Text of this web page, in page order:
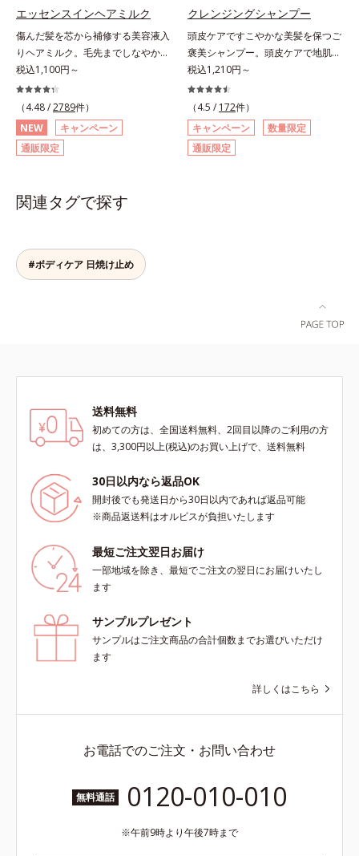
こと *2 保湿成分
するから、仕上がりは驚くほどふわ
使えば、サロン帰りのようななめら
かさと指通りに。朝の寝ぐせ直しに
もおすすめです。* 18-MEA類似成
分（セテアラミドエチルジエトニウ
ム加水分解コメタンパク）配合＝毛
髪表面補修成分
エッセンスインヘアミルク
傷んだ髪を芯から補修する美容液入
りヘアミルク。毛先までしなやかな
美髪へ。パサつき、広がり、枝毛、
ツヤ不足・・・髪のお悩みは尽きな
いもの。エッセンスインヘアミルク
は、そんなお悩みを解決する洗い流
さないタイプのトリートメントで
す。サロン業界注目の美髪成分
るのを防ぐ重要な役割を担ってお
す。一度「CMC」を失うと自ら作り
出すことはできないので、補うケア
(*2)が、うるおいを逃がさないよう
に髪表面をコート。内外からのしっ
かりケアで、うるおい健康美髪をず
ロール配合＝毛髪補修成分*2 ジエ
チルヘキサン酸ネオペンチルグリコ
ール、ネオペンタン酸イソデシル配
合＝保水効果の高い毛髪保護成分各
覧ください。・BEAUTY夏祭りは、
こちら・エッセンスインヘアオイル
は、こちら
税込1,100円～
（4.48 /2789件）
NEW
キャンペーン
通販限定
クレンジングシャンプー
頭皮ケアですこやかな美髪を保つご
褒美シャンプー。頭皮ケアで地肌環
境を整えて、地肌汚れ、ニオイ、ベ
タつきなどの夏の頭皮3大悩みをス
ッキリ解消するシャンプーです。シ
リコンフリー、アミノ酸系洗浄成分
を使用し、さらに吸着型ヒアルロン
酸(*1)や3種の植物由来エキスなど
税込1,210円～
（4.5 / 172件）
キャンペーン
数量限定
通販限定
関連タグで探す
#ボディケア 日焼け止め
送料無料
初めての方は、全国送料無料、2回目以降のご利用の方
は、3,300円以上(税込)のお買い上げで、送料無料
30日以内なら返品OK
開封後でも発送日から30日以内であれば返品可能
※商品返送料はオルビスが負担いたします
最短ご注文翌日お届け
一部地域を除き、最短でご注文の翌日にお届けいたし
ます
サンプルプレゼント
サンプルはご注文商品の合計個数までお選びいただけ
ます
詳しくはこちら
お電話でのご注文・お問い合わせ
無料通話 0120-010-010
午前9時より午後7時まで